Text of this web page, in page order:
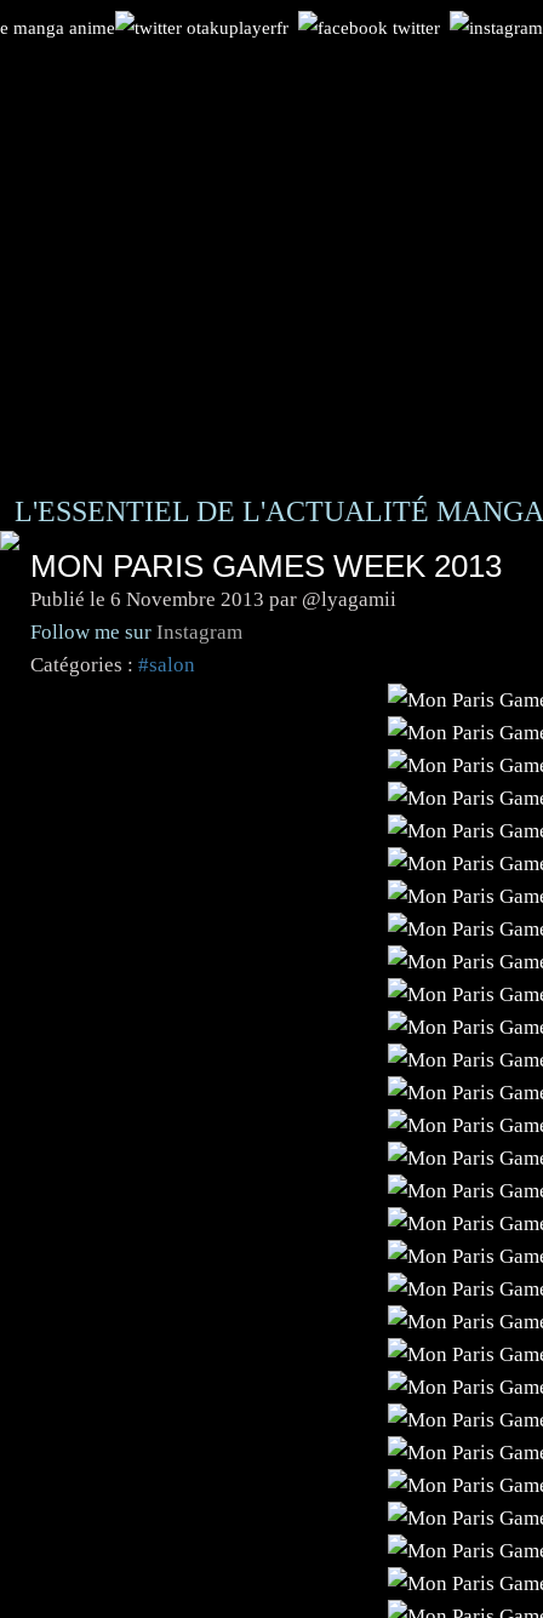
L'ESSENTIEL DE L'ACTUALITÉ
MON PARIS GAMES WEEK 2013
Publié le 6 Novembre 2013 par @lyagamii
Follow me sur Instagram
Catégories : #salon